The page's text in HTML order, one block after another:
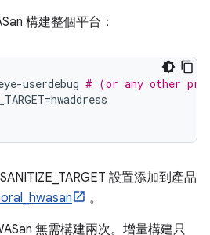
構建整個平台：
-userdebug # (or any other
=hwaddress
設置添加到產品
。
無需構建兩次。增量構建只